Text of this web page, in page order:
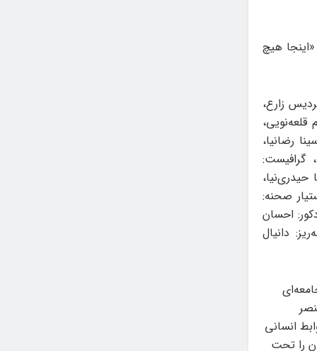
هیچ
زارع،
قلعه‌نویی،
رضانیا،
گرافیست:
محمدرضا غلامی، طراح لوگو: پردیس زارع، عکاس: بابک حقی، تولید محتوا: پوریا حیدری‌‎نیا،
صحنه:
احسان
دانیال
انسانی
را تحت